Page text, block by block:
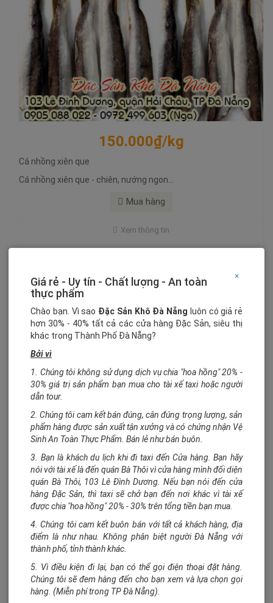
150.000₫/kg
Cá nhồng xiên que
Cá nhồng xiên que - chiên, nướng ngon...
Mua hàng
Xem thông tin
100.000₫/500 gram
Cá đù 1 nắng
Cá đù 1 nắng thơm - ngon - bổ - rẻ...
Mua hàng
100.000₫/500 gram
Cá đù 1 nắng
Cá đù 1 nắng thơm - ngon - bổ - rẻ đặc sản khô đà nẵng
mềm, hậu bùi. Tùy theo khẩu vị và sở thích, loại cá ngày có thể
Xem thông tin
350.000₫/kg
Cá Hồi NaUy phi lê
Cá Hồi nhập khẩu. Nhiều dinh dưỡng cho mẹ và bé
Cá hồi là một loại cá rất tốt và giàu dinh dưỡng cho sức khỏe
của mọi gia đình nhất là đối với trẻ nhỏ, trẻ bị hen suyễn và phụ
nữ mang thai. Cá hồi cung cấp nhiều lợi ích, một chế độ ăn
Mua hàng
×
Giá rẻ - Uy tín - Chất lượng - An toàn
thực phẩm
Chào bạn. Vì sao Đặc Sản Khô Đà Nẵng luôn có giả rẻ
hơn 30% - 40% tất cả các cửa hàng Đặc Sản, siêu thị
khác trong Thành Phố Đà Nẵng?
Bởi vì
1. Chúng tôi không sử dụng dịch vụ chia "hoa hồng" 20% -
30% giá trị sản phẩm bạn mua cho tài xế taxi hoặc người
dẫn tour.
2. Chúng tôi cam kết bán đúng, cân đúng trọng lượng, sản
phẩm hàng được sản xuất tận xưởng và có chứng nhận Vệ
Sinh An Toàn Thực Phẩm. Bán lẻ như bán buôn.
3. Bạn là khách du lịch khi đi taxi đến Cửa hàng. Bạn hãy
nói với tài xế là đến quán Bà Thôi vì cửa hàng mình đối diện
quán Bà Thôi, 103 Lê Đình Dương. Nếu bạn nói đến cửa
hàng Đặc Sản, thì taxi sẽ chở bạn đến nơi khác vì tài xế
được chia "hoa hồng" 20% - 30% trên tổng tiền bạn mua.
4. Chúng tôi cam kết buôn bán với tất cả khách hàng, địa
điểm là như nhau. Không phân biệt người Đà Nẵng với
thành phố, tỉnh thành khác.
5. Vì điều kiện đi lại, bạn có thể gọi điện thoại đặt hàng.
Chúng tôi sẽ đem hàng đến cho bạn xem và lựa chọn gọi
hàng. (Miễn phí trong TP Đà Nẵng).